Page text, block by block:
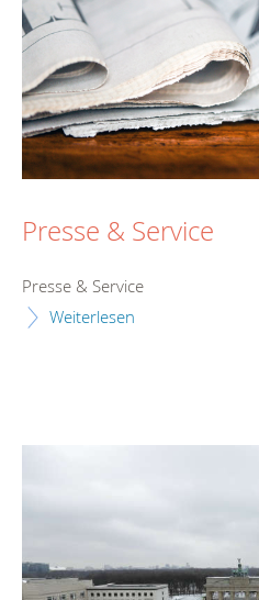
Presse & Service
Presse & Service
Weiterlesen